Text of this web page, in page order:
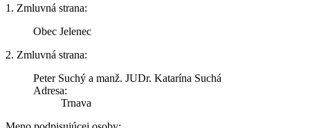
1. Zmluvná strana:
Obec Jelenec
2. Zmluvná strana:
Peter Suchý a manž. JUDr. Katarína Suchá
Adresa:
Trnava